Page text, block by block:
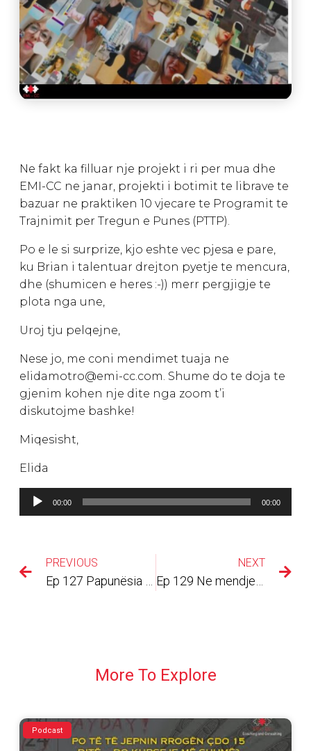
Ne fakt ka filluar nje projekt i ri per mua dhe
EMI-CC ne janar, projekti i botimit te librave te
bazuar ne praktiken 10 vjecare te Programit te
Trajnimit per Tregun e Punes (PTTP).
Po e le si surprize, kjo eshte vec pjesa e pare,
ku Brian i talentuar drejton pyetje te mencura,
dhe (shumicen e heres :-)) merr pergjigje te
plota nga une,
Uroj tju pelqejne,
Nese jo, me coni mendimet tuaja ne
elidamotro@emi-cc.com. Shume do te doja te
gjenim kohen nje dite nga zoom t’i
diskutojme bashke!
Miqesisht,
Elida
Lojtës
Audiosh
00:00 00:00
PREVIOUS NEXT
More To Explore
Podcast